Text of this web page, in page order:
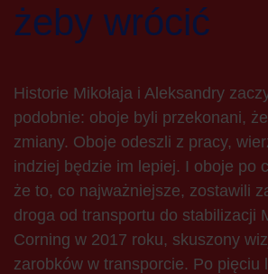
żeby wrócić
Historie Mikołaja i Aleksandry
podobnie: oboje byli przekonani,
zmiany. Oboje odeszli z pracy,
indziej będzie im lepiej. I oboje po
że to, co najważniejsze, zostawili
droga od transportu do stabilizacji
Corning w 2017 roku, skuszony
zarobków w transporcie. Po pięciu